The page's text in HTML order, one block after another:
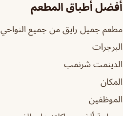
أفضل أطباق المطعم
مطعم جميل رايق من جميع النواحي
البرجرات
الدينمت شرنمب
المكان
الموظفين